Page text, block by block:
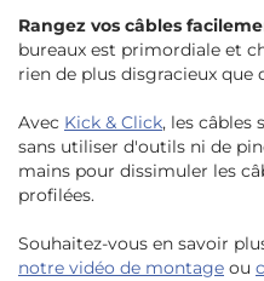
Rangez vos câbles
bureaux est primordiale et
rien de plus disgracieux que
Avec Kick & Click, les câbles
sans utiliser d'outils ni de
mains pour dissimuler les
profilées.
Souhaitez-vous en savoir
notre vidéo de montage ou